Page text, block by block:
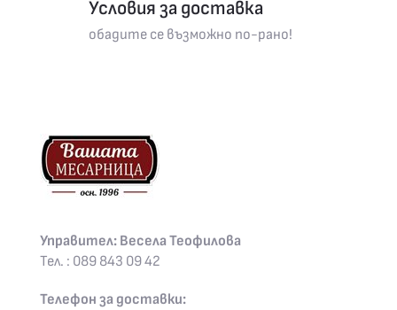
Условия за доставка
обадите се възможно по-рано!
Управител: Весела Теофилова
Тел. : 089 843 09 42
Телефон за доставки: